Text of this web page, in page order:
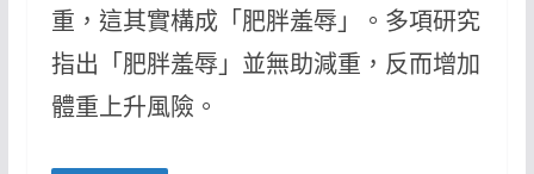
重，這其實構成「肥胖羞辱」。多項研究
指出「肥胖羞辱」並無助減重，反而增加
體重上升風險。